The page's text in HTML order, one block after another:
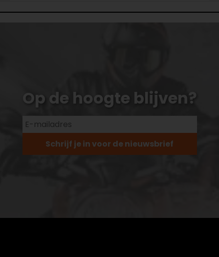
Op de hoogte blijven?
Schrijf je in voor de nieuwsbrief